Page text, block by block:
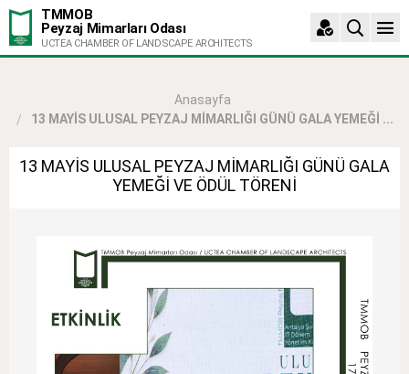
TMMOB
Peyzaj Mimarları Odası
UCTEA CHAMBER OF LANDSCAPE ARCHITECTS
Anasayfa
13 MAYİS ULUSAL PEYZAJ MİMARLIĞI GÜNÜ GALA YEMEĞİ ...
13 MAYİS ULUSAL PEYZAJ MİMARLIĞI GÜNÜ GALA
YEMEĞİ VE ÖDÜL TÖRENİ